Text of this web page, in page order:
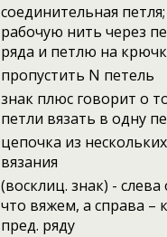
соединительная
рабочую нить через
ряда и петлю на
пропустить N петель
знак плюс говорит о
петли вязать в одну
цепочка из
вязания
(восклиц. знак) - слева
что вяжем, а справа –
пред. ряду